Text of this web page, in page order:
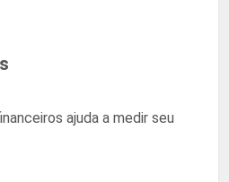
ajuda a medir seu